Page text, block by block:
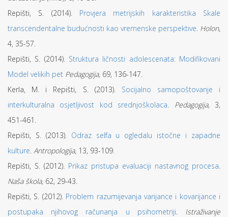
Repišti, S. (2014). Provjera metrijskih karakteristika Skale
transcendentalne budućnosti kao vremenske perspektive. Holon,
4, 35-57.
Repišti, S. (2014). Struktura ličnosti adolescenata: Modifikovani
Model velikih pet Pedagogija, 69, 136-147.
Kerla, M. i Repišti, S. (2013). Socijalno samopoštovanje i
interkulturalna osjetljivost kod srednjoškolaca. Pedagogija,3,
451-461.
Repišti, S. (2013). Odraz selfa u ogledalu istočne i zapadne
kulture. Antropologija, 13, 93-109.
Repišti, S. (2012). Prikaz pristupa evaluaciji nastavnog procesa.
Naša škola, 62, 29-43.
Repišti, S. (2012). Problem razumijevanja varijance i kovarijance i
postupaka njihovog računanja u psihometriji. Istraživanje